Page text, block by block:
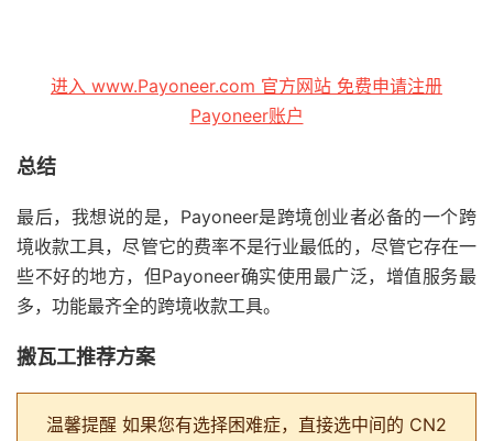
进入 www.Payoneer.com 官方网站 免费申请注册
Payoneer账户
总结
最后，我想说的是，Payoneer是跨境创业者必备的一个跨
境收款工具，尽管它的费率不是行业最低的，尽管它存在一
些不好的地方，但Payoneer确实使用最广泛，增值服务最
多，功能最齐全的跨境收款工具。
搬瓦工推荐方案
温馨提醒 如果您有选择困难症，直接选中间的 CN2